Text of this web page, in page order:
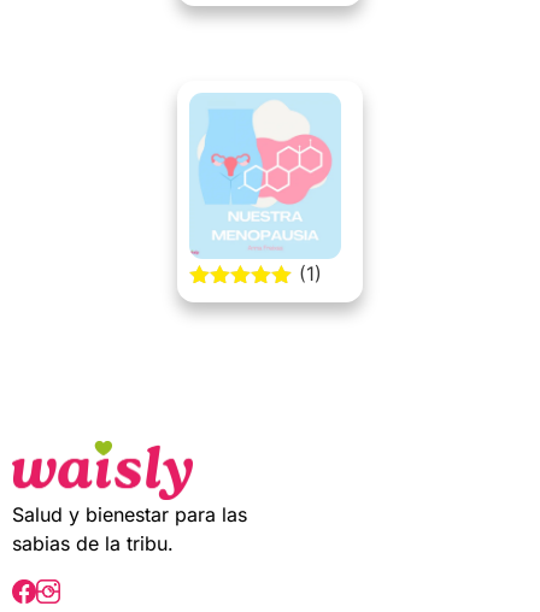
5.00 out of
5
5.00 out of
5
(1)
Salud y bienestar para las
sabias de la tribu.